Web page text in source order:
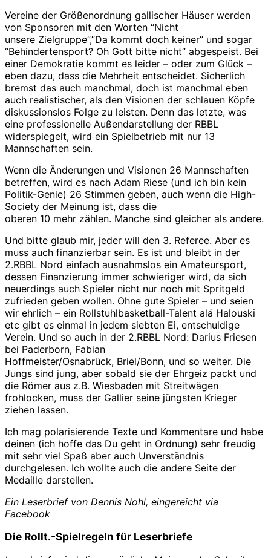
Vereine der Größenordnung gallischer Häuser werden
von Sponsoren mit den Worten “Nicht
unsere Zielgruppe”,”Da kommt doch keiner” und sogar
“Behindertensport? Oh Gott bitte nicht” abgespeist. Bei
einer Demokratie kommt es leider – oder zum Glück –
eben dazu, dass die Mehrheit entscheidet. Sicherlich
bremst das auch manchmal, doch ist manchmal eben
auch realistischer, als den Visionen der schlauen Köpfe
diskussionslos Folge zu leisten. Denn das letzte, was
eine professionelle Außendarstellung der RBBL
widerspiegelt, wird ein Spielbetrieb mit nur 13
Mannschaften sein.
Wenn die Änderungen und Visionen 26 Mannschaften
betreffen, wird es nach Adam Riese (und ich bin kein
Politik-Genie) 26 Stimmen geben, auch wenn die High-
Society der Meinung ist, dass die
oberen 10 mehr zählen. Manche sind gleicher als andere.
Und bitte glaub mir, jeder will den 3. Referee. Aber es
muss auch finanzierbar sein. Es ist und bleibt in der
2.RBBL Nord einfach ausnahmslos ein Amateursport,
dessen Finanzierung immer schwieriger wird, da sich
neuerdings auch Spieler nicht nur noch mit Spritgeld
zufrieden geben wollen. Ohne gute Spieler – und seien
wir ehrlich – ein Rollstuhlbasketball-Talent alá Halouski
etc gibt es einmal in jedem siebten Ei, entschuldige
Verein. Und so auch in der 2.RBBL Nord: Darius Friesen
bei Paderborn, Fabian
Hoffmeister/Osnabrück, Briel/Bonn, und so weiter. Die
Jungs sind jung, aber sobald sie der Ehrgeiz packt und
die Römer aus z.B. Wiesbaden mit Streitwägen
frohlocken, muss der Gallier seine jüngsten Krieger
ziehen lassen.
Ich mag polarisierende Texte und Kommentare und habe
deinen (ich hoffe das Du geht in Ordnung) sehr freudig
mit sehr viel Spaß aber auch Unverständnis
durchgelesen. Ich wollte auch die andere Seite der
Medaille darstellen.
Ein Leserbrief von Dennis Nohl, eingereicht via
Facebook
Die Rollt.-Spielregeln für Leserbriefe